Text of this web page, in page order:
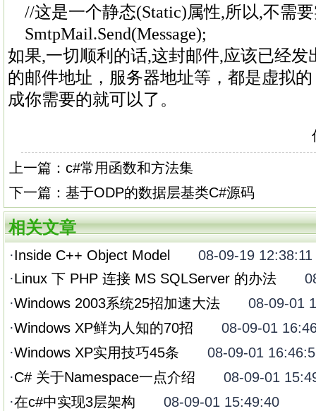
//这是一个静态(Static)属性,所以,不需
SmtpMail.Send(Message);
如果,一切顺利的话,这封邮件,应该已经发
的邮件地址，服务器地址等，都是虚拟
成你需要的就可以了。
上一篇： c#常用函数和方法集
下一篇： 基于ODP的数据层基类C#源码
相关文章
·Inside C++ Object Model
08-09-19 12:38:11
·Linux 下 PHP 连接 MS SQLServer 的办法 08-
·Windows 2003系统25招加速大法 08-09-01
·Windows XP鲜为人知的70招 08-09-01
·Windows XP实用技巧45条 08-09-01
·C# 关于Namespace一点介绍 08-09-01
·在c#中实现3层架构 08-09-01 15:49:40